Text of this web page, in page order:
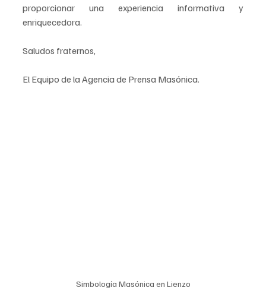
proporcionar una experiencia informativa y
enriquecedora.
Saludos fraternos,
El Equipo de la Agencia de Prensa Masónica.
Simbología Masónica en Lienzo